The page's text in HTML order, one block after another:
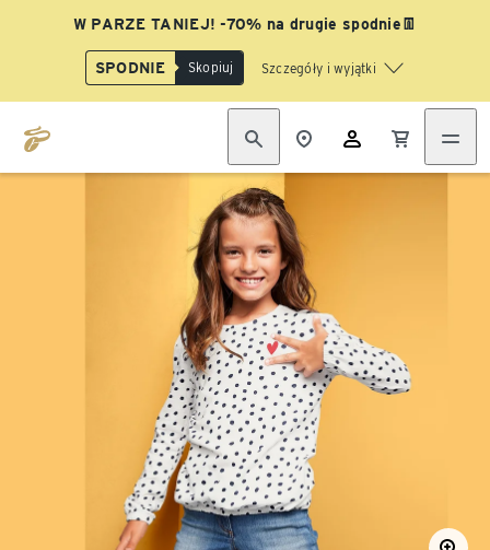
W PARZE TANIEJ! -70% na drugie spodnie👖
SPODNIE Skopiuj Szczegóły i wyjątki